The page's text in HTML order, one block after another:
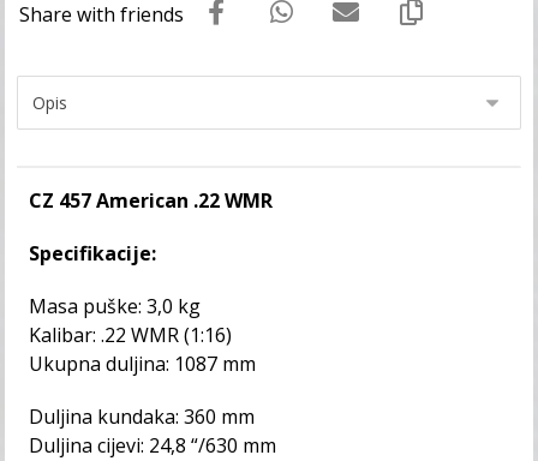
CZ 457 American .22 WMR
Specifikacije:
Masa puške: 3,0 kg
Kalibar: .22 WMR (1:16)
Ukupna duljina: 1087 mm
Duljina kundaka: 360 mm
Duljina cijevi: 24,8 “/630 mm